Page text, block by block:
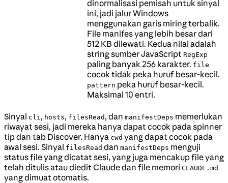
dinormalisasi pemisah untuk sinyal
ini, jadi jalur Windows
menggunakan garis miring terbalik.
File manifes yang lebih besar dari
512 KB dilewati. Kedua nilai adalah
string sumber JavaScript RegExp
paling banyak 256 karakter. file
cocok tidak peka huruf besar-kecil.
pattern peka huruf besar-kecil.
Maksimal 10 entri.
Sinyal cli , hosts, filesRead , dan manifestDeps memerlukan
riwayat sesi, jadi mereka hanya dapat cocok pada spinner
tip dan tab Discover. Hanya cwd yang dapat cocok pada
awal sesi. Sinyal filesRead dan manifestDeps menguji
status file yang dicatat sesi, yang juga mencakup file yang
telah ditulis atau diedit Claude dan file memori CLAUDE.md
yang dimuat otomatis.